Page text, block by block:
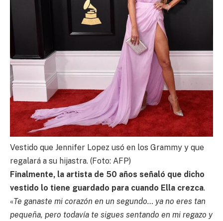
Vestido que Jennifer Lopez usó en los Grammy y que
regalará a su hijastra. (Foto: AFP)
Finalmente, la artista de 50 años señaló que dicho
vestido lo tiene guardado para cuando Ella crezca.
«Te ganaste mi corazón en un segundo… ya no eres tan
pequeña, pero todavía te sigues sentando en mi regazo y